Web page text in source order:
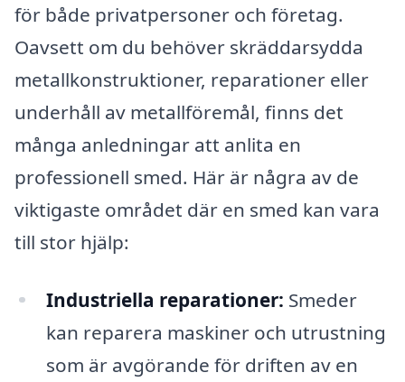
för både privatpersoner och företag.
Oavsett om du behöver skräddarsydda
metallkonstruktioner, reparationer eller
underhåll av metallföremål, finns det
många anledningar att anlita en
professionell smed. Här är några av de
viktigaste området där en smed kan vara
till stor hjälp:
Industriella reparationer: Smeder
kan reparera maskiner och utrustning
som är avgörande för driften av en